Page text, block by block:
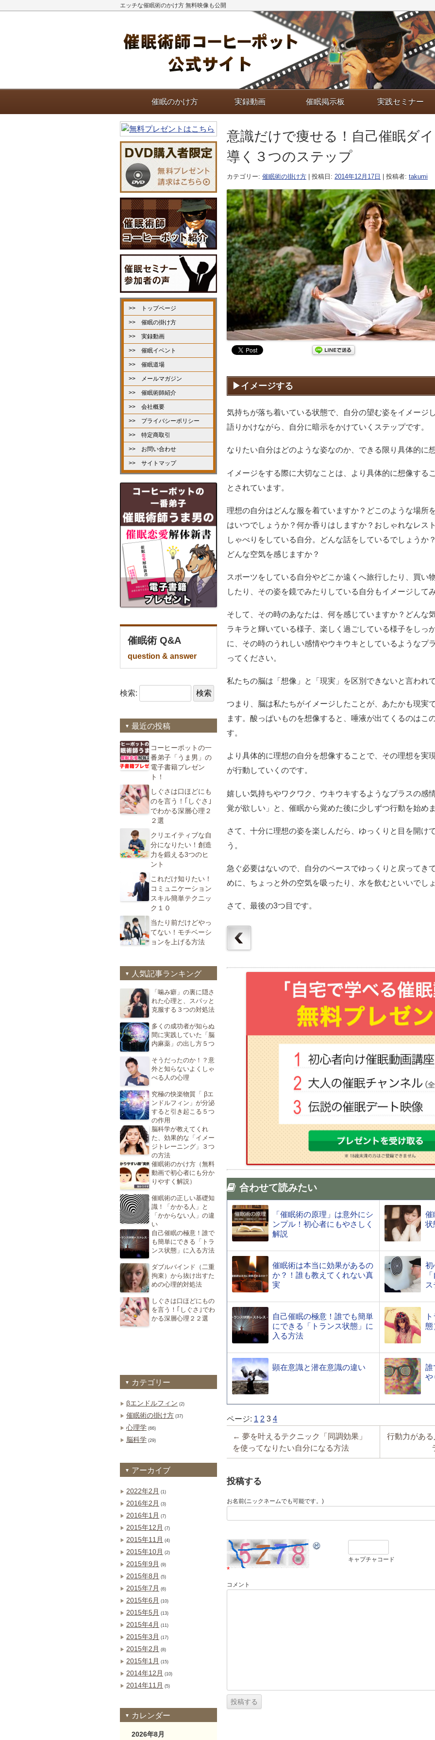
エッチな催眠術のかけ方 無料映像も公開
催眠のかけ方 実録動画 催眠掲示板 実践セミナー
意識だけで痩せる！自己催眠ダ
導く３つのステップ
カテゴリー: 催眠術の掛け方 | 投稿日: 2014年12月17日 投稿者: takumi
イメージする
気持ちが落ち着いている状態で、自分の望む姿をイメージ
語りかけながら、自分に暗示をかけていくステップです。
なりたい自分はどのような姿なのか、できる限り具体的に
イメージをする際に大切なことは、より具体的に想像する
とされています。
理想の自分はどんな服を着ていますか？どこのような場所
はいつでしょうか？何か香りはしますか？おしゃれなレス
しゃべりをしている自分。どんな話をしているでしょうか
どんな空気を感じますか？
スポーツをしている自分やどこか遠くへ旅行したり、買い
したり、その姿を鏡でみたりしている自分もイメージして
そして、その時のあなたは、何を感じていますか？どんな
ラキラと輝いている様子、楽しく過ごしている様子をしっ
に、その時のうれしい感情やウキウキとしているようなプ
ってください。
私たちの脳は「想像」と「現実」を区別できないと言われ
つまり、脳は私たちがイメージしたことが、あたかも現実
ます。酸っぱいものを想像すると、唾液が出てくるのはこ
す。
より具体的に理想の自分を想像することで、その理想を実
が行動していくのです。
嬉しい気持ちやワクワク、ウキウキするようなプラスの感
覚が欲しい」と、催眠から覚めた後に少しずつ行動を始め
さて、十分に理想の姿を楽しんだら、ゆっくりと目を開け
う。
急ぐ必要はないので、自分のペースでゆっくりと戻ってき
めに、ちょっと外の空気を吸ったり、水を飲むといいでし
さて、最後の3つ目です。
合わせて読みたい
「催眠術の原理」は意外にシ
ンプル！初心者にもやさしく
解説
催
状
催眠術は本当に効果があるの
か？！誰も教えてくれない真
実
初
自己催眠の極意！誰でも簡単
にできる「トランス状態」に
入る方法
態
顕在意識と潜在意識の違い
誰
や
ページ: 1 2 3 4
← 夢を叶えるテクニック「同調効果」
を使ってなりたい自分になる方法
行動力があ
投稿する
お名前(ニックネームでも可能です。)
キャプチャコード
*
コメント
>> トップページ
>> 催眠の掛け方
>> 実録動画
>> 催眠イベント
>> 催眠道場
>> メールマガジン
>> 催眠術師紹介
>> 会社概要
>> プライバシーポリシー
>> 特定商取引
>> お問い合わせ
>> サイトマップ
催眠術 Q&A
question & answer
検索:
最近の投稿
コーヒーポットの一
番弟子「うま男」の
電子書籍プレゼン
ト！
しぐさは口ほどにも
のを言う！｢しぐさ｣
でわかる深層心理２
２選
クリエイティブな自
分になりたい！創造
力を鍛える3つのヒ
ント
これだけ知りたい！
コミュニケーション
スキル簡単テクニッ
ク１０
当たり前だけどやっ
てない！モチベーシ
ョンを上げる方法
人気記事ランキング
「噛み癖」の裏に隠さ
れた心理と、スパッと
克服する３つの対処法
多くの成功者が知らぬ
間に実践していた「脳
内麻薬」の出し方５つ
そうだったのか！？意
外と知らないよくしゃ
べる人の心理
究極の快楽物質「 βエ
ンドルフィン」が分泌
すると引き起こる５つ
の作用
脳科学が教えてくれ
た、効果的な「イメー
ジトレーニング」３つ
の方法
催眠術のかけ方（無料
動画で初心者にも分か
りやすく解説）
催眠術の正しい基礎知
識！「かかる人」と
「かからない人」の違
い
自己催眠の極意！誰で
も簡単にできる「トラ
ンス状態」に入る方法
ダブルバインド（二重
拘束）から抜け出すた
めの心理的対処法
しぐさは口ほどにもの
を言う！｢しぐさ｣でわ
かる深層心理２２選
カテゴリー
βエンドルフィン (2)
催眠術の掛け方 (37)
心理学 (66)
脳科学 (29)
アーカイブ
2022年2月 (1)
2016年2月 (3)
2016年1月 (7)
2015年12月 (7)
2015年11月 (4)
2015年10月 (2)
2015年9月 (9)
2015年8月 (5)
2015年7月 (6)
2015年6月 (10)
2015年5月 (13)
2015年4月 (11)
2015年3月 (17)
2015年2月 (8)
2015年1月 (15)
2014年12月 (10)
2014年11月 (5)
カレンダー
2026年8月